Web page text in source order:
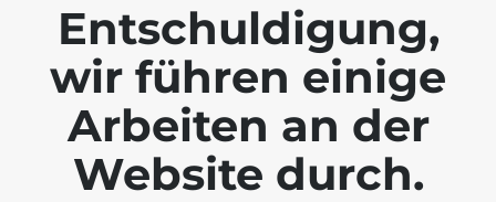
Entschuldigung,
wir führen einige
Arbeiten an der
Website durch.